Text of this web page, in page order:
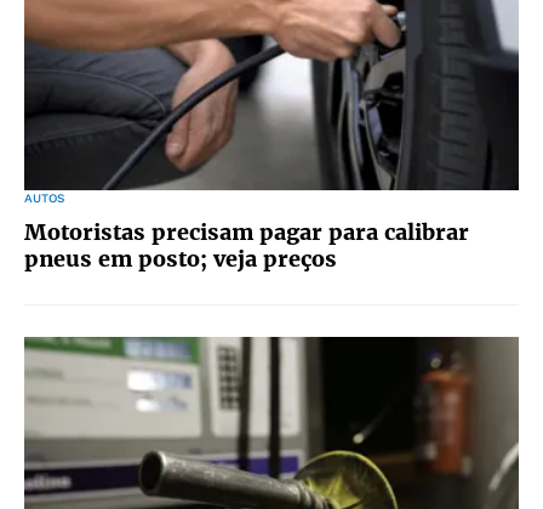
AUTOS
Motoristas precisam pagar para calibrar
pneus em posto; veja preços